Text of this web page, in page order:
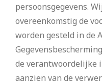
persoonsgegevens.
overeenkomstig de
worden gesteld in de
de verantwoordelijke
aanzien van de